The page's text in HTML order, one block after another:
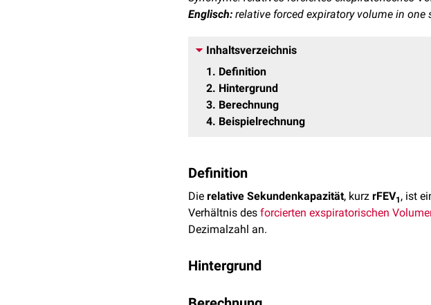
Englisch: relative forced expiratory volume in one
Inhaltsverzeichnis
1
Definition
2 Hintergrund
3 Berechnung
4 Beispielrechnung
Definition
Die relative Sekundenkapazität, kurz rFEV1 , ist
Verhältnis des forcierten exspiratorischen
Dezimalzahl an.
Hintergrund